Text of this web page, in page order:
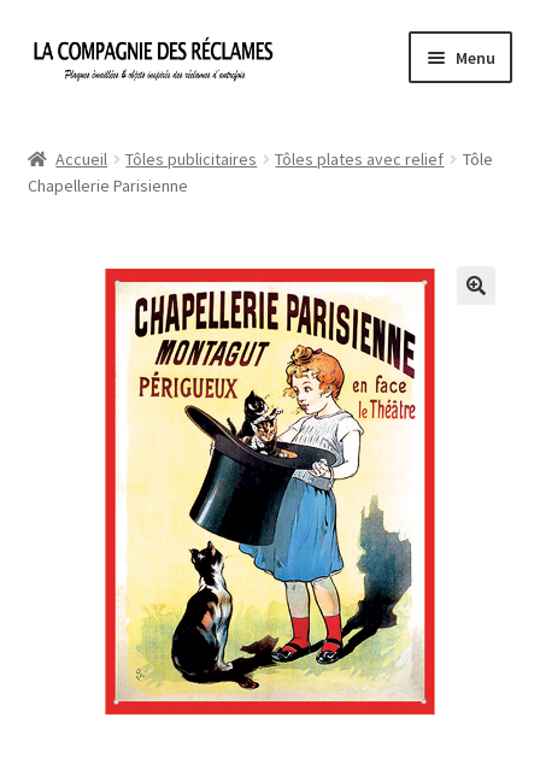
Aller
Aller
Menu
À propos de La Compagnie des Réclames
Ma Commande
Mon compte
Politique de confidentialité
Une histoire de plaques émaillées
Accueil Tôles publicitaires Tôles plates avec relief
Tôle
Chapellerie Parisienne